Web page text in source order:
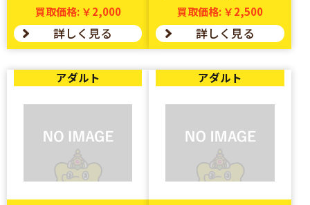
買取価格: ￥2,000
詳しく見る
買取価格: ￥2,500
詳しく見る
アダルト アダルト